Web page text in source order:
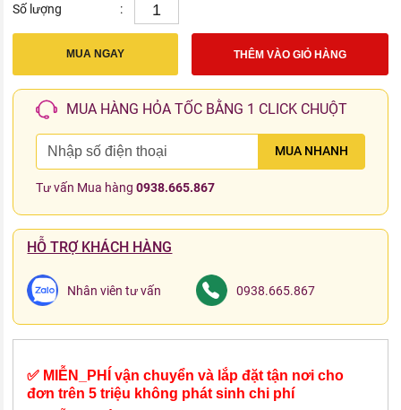
Số lượng :
MUA NGAY THÊM VÀO GIỎ HÀNG
MUA HÀNG HỎA TỐC BẰNG 1 CLICK CHUỘT
MUA NHANH
Tư vấn Mua hàng0938.665.867
HỖ TRỢ KHÁCH HÀNG
Nhân viên tư vấn 0938.665.867
✅ MIỄN_PHÍ vận chuyển và lắp đặt tận nơi cho
đơn trên 5 triệu không phát sinh chi phí